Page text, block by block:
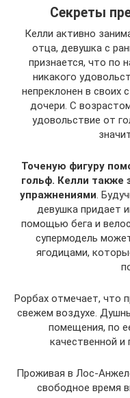
Секреты
Келли активно
отца, девушка с
признается, что по
никакого
непреклонен в своих
дочери. С
удовольствие от
Точеную фигуру
гольф. Келли также
упражнениями.
девушка придает
помощью бега и
супермодель
ягодицами,
Рорбах отмечает, что
свежем воздухе.
помещения, по
качественной и
Проживая в Лос-
свободное время